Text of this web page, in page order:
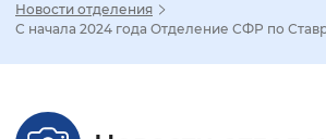
Настройка режима
Новости отделения
С начала 2024 года Отделение СФР по